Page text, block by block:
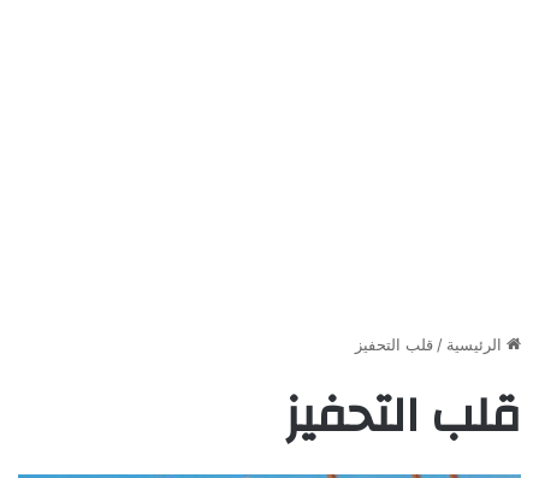
الرئيسية / قلب التحفيز
قلب التحفيز